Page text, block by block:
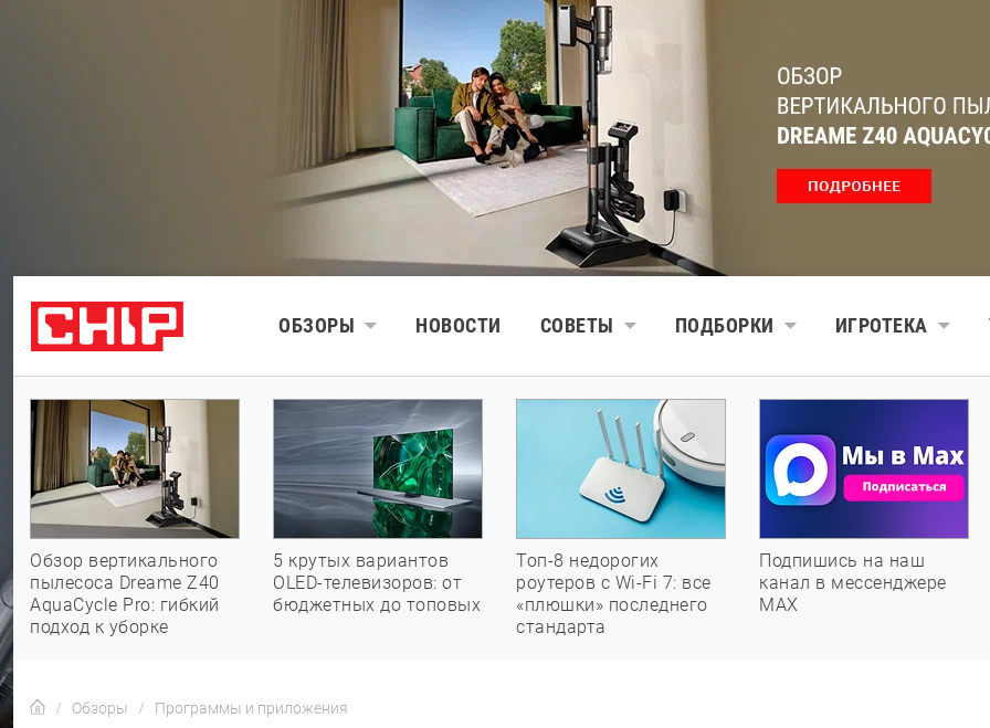
ОБЗОРЫ НОВОСТИ СОВЕТЫ ПОДБОРКИ ИГРОТЕКА
Обзор вертикального
пылесоса Dreame Z40
AquaCycle Pro: гибкий
подход к уборке
5 крутых вариантов
OLED-телевизоров: от
бюджетных до топовых
Топ-8 недорогих
роутеров с Wi-Fi 7: все
«плюшки» последнего
стандарта
Подпишись на наш
канал в мессенджере
МАХ
Обзоры Программы и приложения